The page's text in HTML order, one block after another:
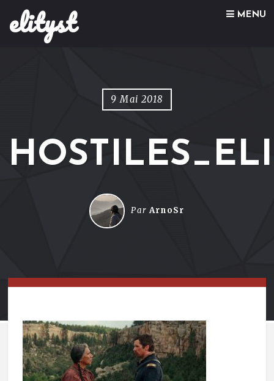
elityst MENU
Skip to content
9 Mai 2018
ParArnoSr